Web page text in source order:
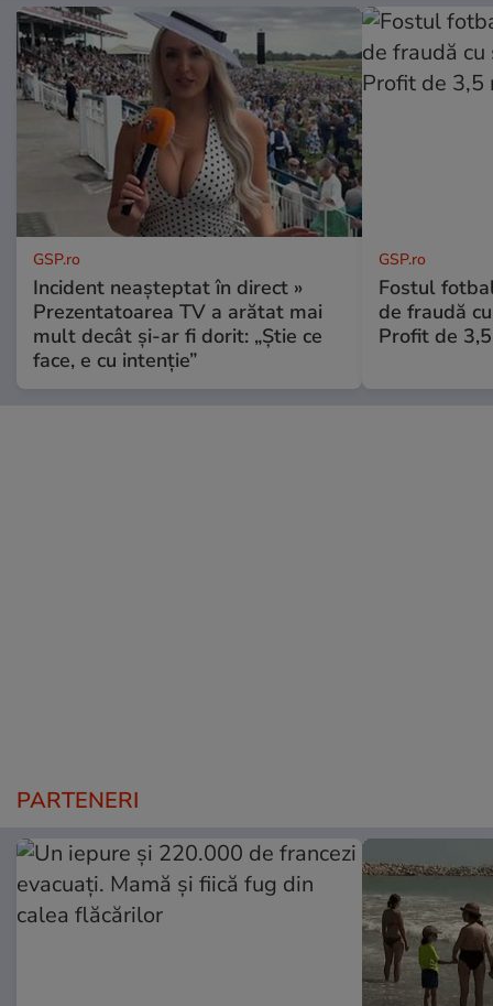
GSP.ro
Incident neașteptat în direct »
Prezentatoarea TV a arătat mai
mult decât și-ar fi dorit: „Știe ce
face, e cu intenție”
GSP.ro
Fostul
de fraudă
Profit de
PARTENERI